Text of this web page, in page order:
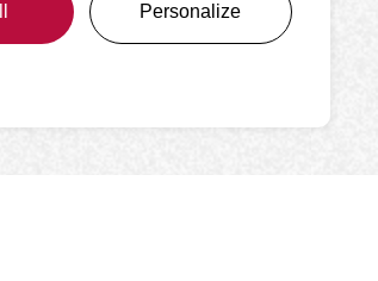
Personalize